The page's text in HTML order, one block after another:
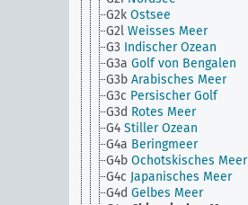
G2k Ostsee
G2l Weisses Meer
G3 Indischer Ozean
G3a Golf von Bengalen
G3b Arabisches Meer
G3c Persischer Golf
G3d Rotes Meer
G4 Stiller Ozean
G4a Beringmeer
G4b Ochotskisches Meer
G4c Japanisches Meer
G4d Gelbes Meer